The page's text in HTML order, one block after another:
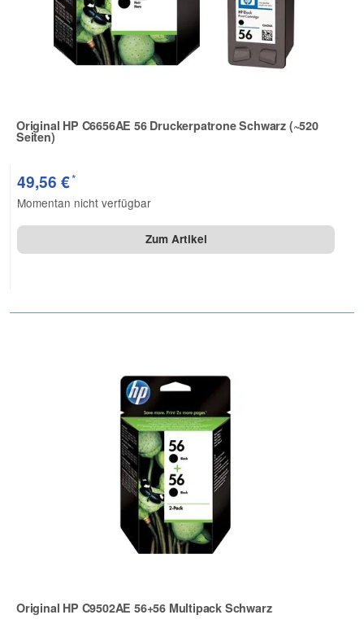
Original HP C6656AE 56 Druckerpatrone Schwarz (~520
Seiten)
Zur Artikelbewertung
49,56 €*
Momentan nicht verfügbar
Zum Artikel
Original HP C9502AE 56+56 Multipack Schwarz
Zur Artikelbewertung